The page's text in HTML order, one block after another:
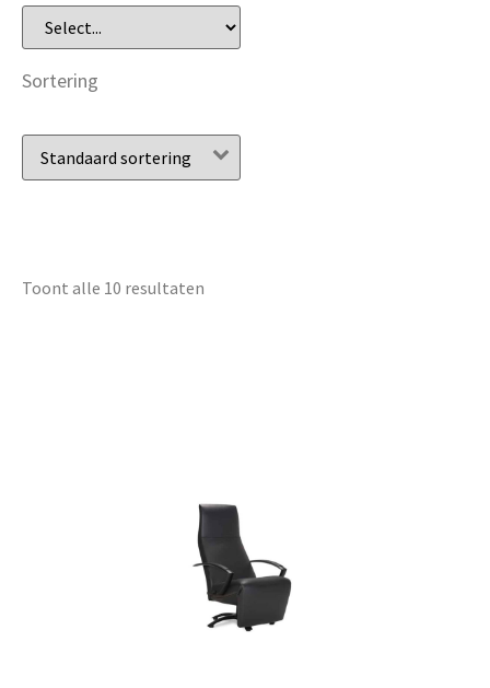
Sortering
Toont alle 10 resultaten